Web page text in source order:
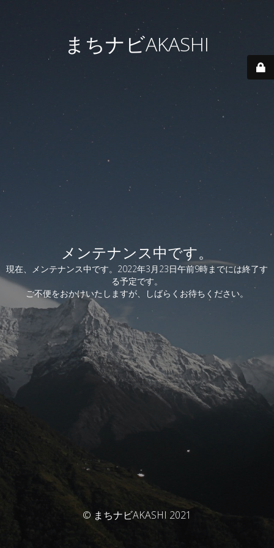
まちナビAKASHI
メンテナンス中です。
現在、メンテナンス中です。2022年3月23日午前9時までには終了す
る予定です。
ご不便をおかけいたしますが、しばらくお待ちください。
© まちナビAKASHI 2021